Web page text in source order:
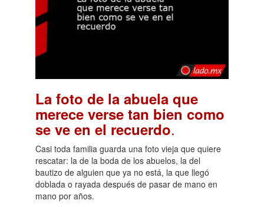
La foto de la abuela que
merece verse tan bien como
se ve en el recuerdo.
Casi toda familia guarda una foto vieja que quiere
rescatar: la de la boda de los abuelos, la del
bautizo de alguien que ya no está, la que llegó
doblada o rayada después de pasar de mano en
mano por años.